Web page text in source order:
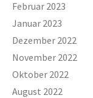
Februar 2023
Januar 2023
Dezember 2022
November 2022
Oktober 2022
August 2022